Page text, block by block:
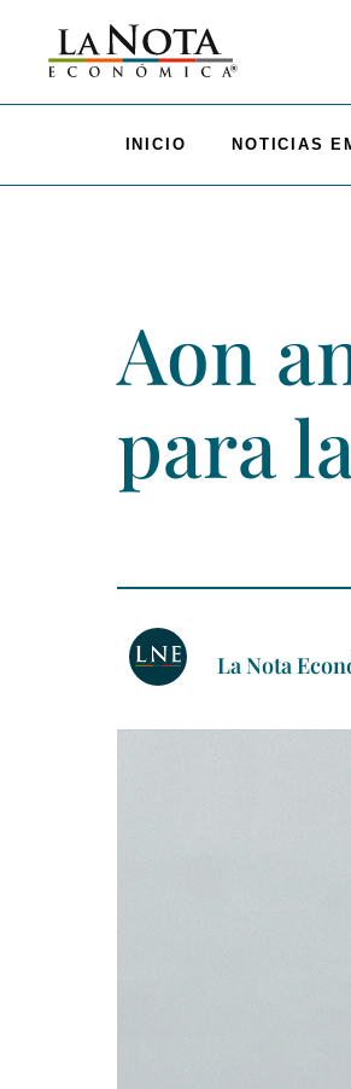
INICIO NOTICIAS
Aon
para
La Nota